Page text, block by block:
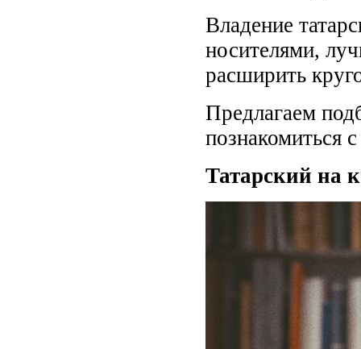
Владение
носителями,
расширить
Предлагаем
познакомиться
Татарский на